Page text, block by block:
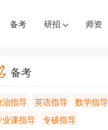
备考 研招 师资
备考
治指导 英语指导
数学指导
业课指导
专硕指导